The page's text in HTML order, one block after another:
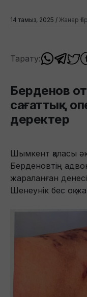
14 тамыз, 2025 / Жанар
Тарату:
Берденов
сағаттық
деректер
Шымкент қаласы
Берденовтің
жараланған
Шенеунік бес оқ